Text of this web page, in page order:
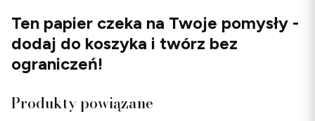
Ten papier czeka na Twoje pomysły -
dodaj do koszyka i twórz bez
ograniczeń!
Produkty powiązane